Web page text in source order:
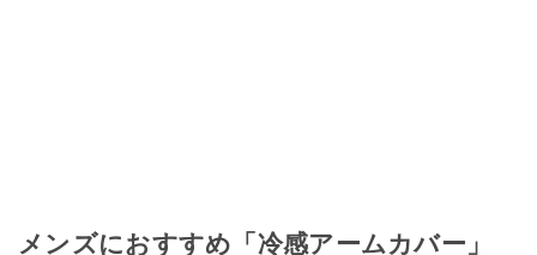
メンズにおすすめ「冷感アームカバー」